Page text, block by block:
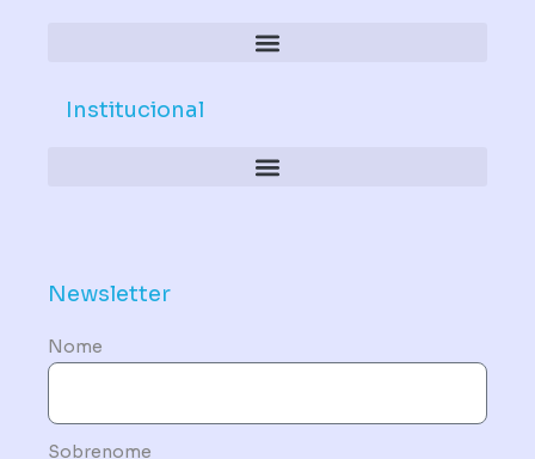
Institucional
Newsletter
Nome
Sobrenome